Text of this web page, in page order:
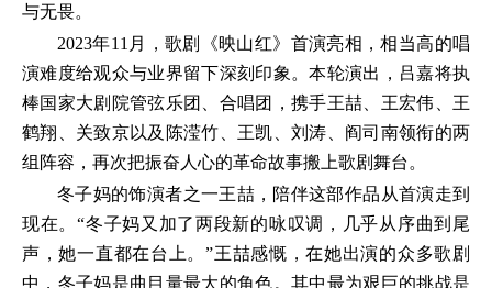
与无畏。
2023年11月，歌剧《映山红》首演亮相，相当高的唱
演难度给观众与业界留下深刻印象。本轮演出，吕嘉将执
棒国家大剧院管弦乐团、合唱团，携手王喆、王宏伟、王
鹤翔、关致京以及陈滢竹、王凯、刘涛、阎司南领衔的两
组阵容，再次把振奋人心的革命故事搬上歌剧舞台。
冬子妈的饰演者之一王喆，陪伴这部作品从首演走到
现在。“冬子妈又加了两段新的咏叹调，几乎从序曲到尾
声，她一直都在台上。”王喆感慨，在她出演的众多歌剧
中，冬子妈是曲目量最大的角色。其中最为艰巨的挑战是